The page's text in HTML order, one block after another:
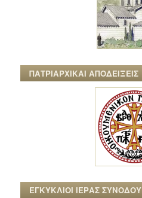
ΠΑΤΡΙΑΡΧΙΚΑΙ ΑΠΟΔΕΙΞΕΙΣ
ΕΓΚΥΚΛΙΟΙ ΙΕΡΑΣ ΣΥΝΟΔΟΥ